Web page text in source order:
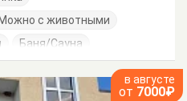
Можно с животными
Баня/Сауна
в августе
от 7000₽